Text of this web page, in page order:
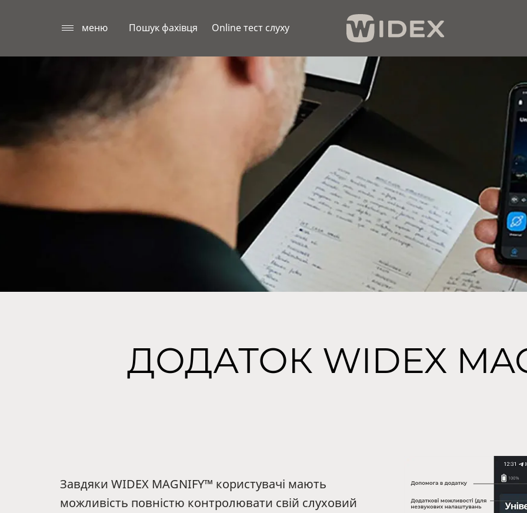
меню Пошук фахівця Online тест слуху
ДОДАТОК WIDEX
Завдяки WIDEX MAGNIFY™ користувачі мають
можливість повністю контролювати свій слуховий